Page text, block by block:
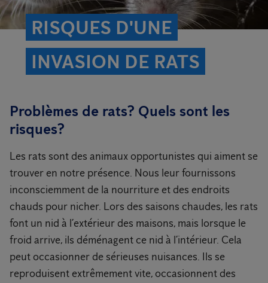
RISQUES D'UNE
INVASION DE RATS
Problèmes de rats? Quels sont les
risques?
Les rats sont des animaux opportunistes qui aiment se
trouver en notre présence. Nous leur fournissons
inconsciemment de la nourriture et des endroits
chauds pour nicher. Lors des saisons chaudes, les rats
font un nid à l’extérieur des maisons, mais lorsque le
froid arrive, ils déménagent ce nid à l’intérieur. Cela
peut occasionner de sérieuses nuisances. Ils se
reproduisent extrêmement vite, occasionnent des